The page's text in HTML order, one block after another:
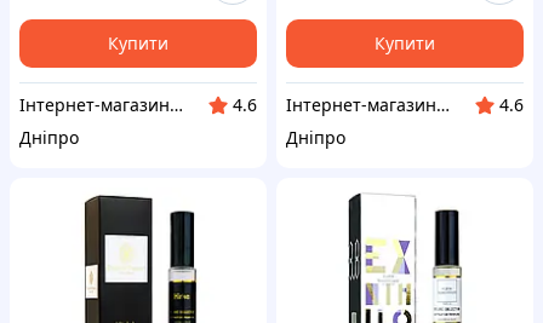
Купити
Інтернет-магазин "Klever"
4.6
Дніпро
Купити
Інтернет-магазин "Klever"
4.6
Дніпро